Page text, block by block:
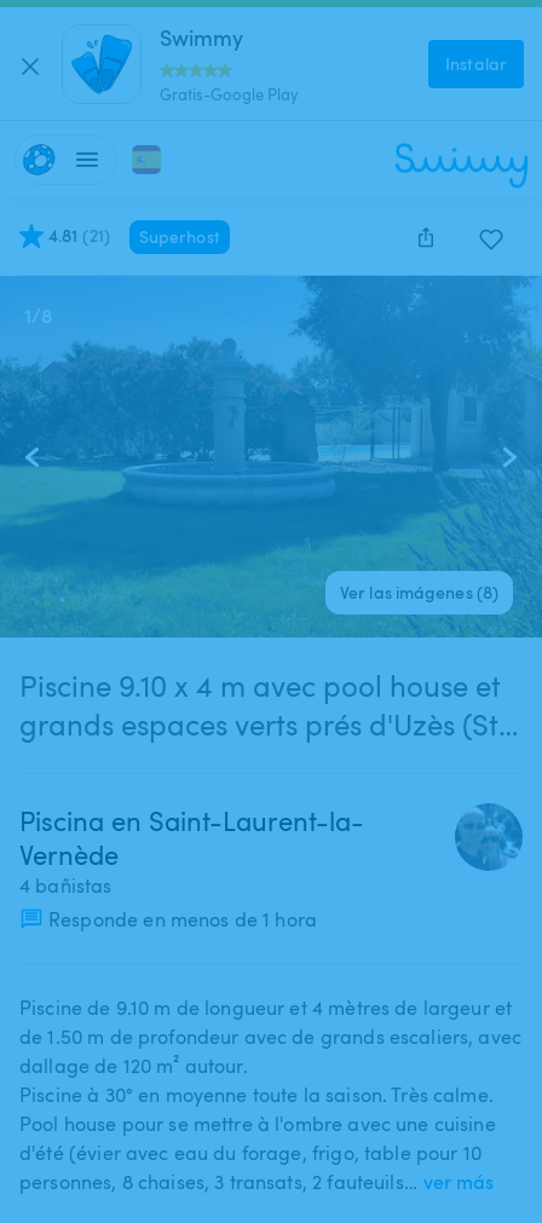
Swimmy
Gratis-Google Play
Instalar
4.81 (21) Superhost
1/8
Ver las imágenes (8)
Piscine 9.10 x 4 m avec pool house et
grands espaces verts prés d'Uzès (St
Piscina en Saint-Laurent-la-
Vernède
4 bañistas
Responde en menos de 1 hora
Piscine de 9.10 m de longueur et 4 mètres de largeur et
de 1.50 m de profondeur avec de grands escaliers​,​ avec
dallage de 120 m² autour.
Piscine à 30° en moyenne toute la saison. Très calme.
Pool house pour se mettre à l'ombre avec une cuisine
d'été (évier avec eau du forage​,​ frigo​,​ table pour 10
personnes​,​ 8 chaises​,​ 3 transats​,​ 2 fauteuils​… ver más